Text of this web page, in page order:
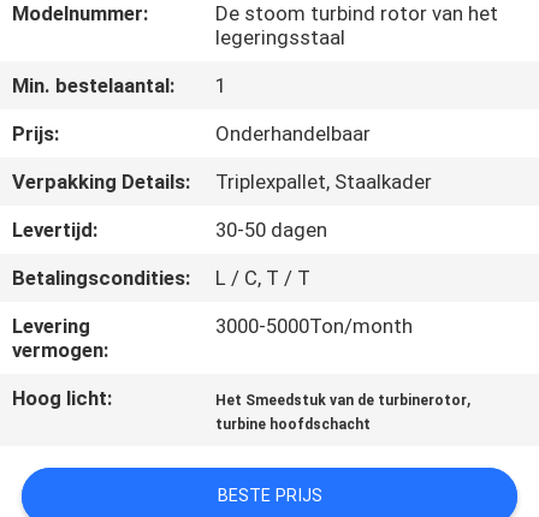
KWALITEITSCONTROLE
SITEMAP
PRIVACY
POLICY
Modelnummer:
De stoom turbind rotor van het
legeringsstaal
Min. bestelaantal:
1
Prijs:
Onderhandelbaar
Verpakking Details:
Triplexpallet, Staalkader
Levertijd:
30-50 dagen
Betalingscondities:
L / C, T / T
Levering
vermogen:
3000-5000Ton/month
Hoog licht: Het Smeedstuk van de turbinerotor,
turbine hoofdschacht
BESTE PRIJS